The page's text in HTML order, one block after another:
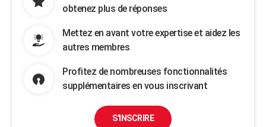
obtenez plus de réponses
Mettez en avant votre expertise et aidez les
autres membres
Profitez de nombreuses fonctionnalités
supplémentaires en vous inscrivant
S'INSCRIRE